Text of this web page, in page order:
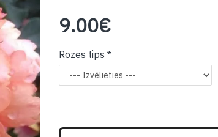
9.00€
Rozes tips